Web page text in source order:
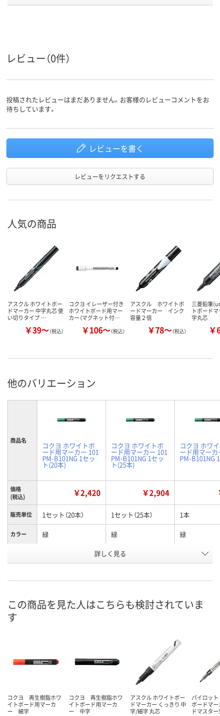
ペン先形
状
丸芯
中綿式 中綿式 中綿式
アスクル
商品環境
レビュー（0件）
投稿されたレビューはまだありません。お客様のレビューコメントをお
待ちしています。
レビューを書く
レビューをリクエストする
人気の商品
アスクル ホワイトボー
ドマーカー 中字丸芯 使
い切りタイプ …
￥39～（税込）
コクヨ イレーザー付き
ホワイトボード用マー
カー（マグネット付…
￥106～（税込）
アスクル ホワイトボ
ードマーカー インク
容量２倍
￥78～（税込）
三菱鉛筆
トボード
字丸芯
￥
他のバリエーション
商品名
コクヨ ホワイトボ
ード用マーカー 101
PM-B101NG 1セッ
ト(20本)
コクヨ ホワイトボ
ード用マーカー 101
PM-B101NG 1セッ
ト(25本)
コクヨ ホワ
ード用マーカ
PM-B101NG
価格
(税込)
￥2,420 ￥2,904
販売単位 1セット（20本） 1セット（25本） 1本
カラー 緑 緑 緑
R526256 HH65613
お届け日
ついてご連絡いたし
ご注文後、お届けに
ついてご連絡いたし
8月11日（火）
カゴへ カゴへ
数量
カ
詳しく見る
この商品を見た人はこちらも検討されていま
す
コクヨ 再生樹脂ホワ
イトボード用マーカ
ー 細字
コクヨ 再生樹脂ホワ
イトボード用マーカ
ー 中字
アスクル ホワイトボー
ドマーカー くっきり 中
字/細字 丸芯
パイロッ
ボードマ
ドマスタ